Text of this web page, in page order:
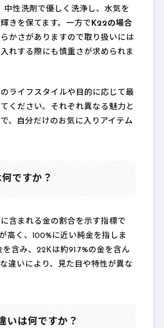
中性洗剤で優しく洗浄し、水気を
きを保てます。一方で K22の場合
かさがありますので取り扱いには
れする際にも慎重さが求められま
ライフスタイルや目的に応じて最
ください。それぞれ異なる魅力と
、自分だけのお気に入りアイテム
ですか？
含まれる金の割合を示す指標で
高く、100%に近い純金を指しま
を含み、22Kは約91.7%の金を含ん
違いにより、見た目や特性が異な
いは何ですか？